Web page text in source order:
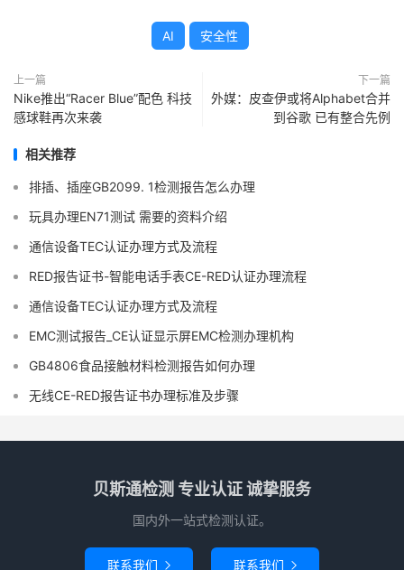
AI 安全性
上一篇
Nike推出“Racer Blue”配色 科技
感球鞋再次来袭
下一篇
外媒：皮查伊或将Alphabet合并
到谷歌 已有整合先例
相关推荐
排插、插座GB2099. 1检测报告怎么办理
玩具办理EN71测试 需要的资料介绍
通信设备TEC认证办理方式及流程
RED报告证书-智能电话手表CE-RED认证办理流程
通信设备TEC认证办理方式及流程
EMC测试报告_CE认证显示屏EMC检测办理机构
GB4806食品接触材料检测报告如何办理
无线CE-RED报告证书办理标准及步骤
贝斯通检测 专业认证 诚挚服务
国内外一站式检测认证。
联系我们  联系我们 